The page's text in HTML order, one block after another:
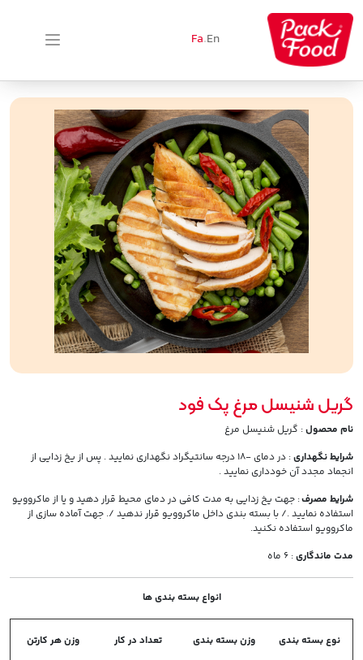
En
.
Fa
گریل شنیسل مرغ پک فود
نام محصول: گریل شنیسل مرغ
شرایط نگهداری
: در دمای -18 درجه سانتیگراد نگهداری نمایید . پس از یخ زدایی از
انجماد مجدد آن خودداری نمایید .
شرایط مصرف: جهت یخ زدایی به مدت کافی در دمای محیط قرار دهید و یا از ماکروویو
استفاده نمایید ./ با بسته بندی داخل ماکروویو قرار ندهید /. جهت آماده سازی از
ماکروویو استفاده نکنید.
مدت ماندگاری: 6 ماه
انواع بسته بندی ها
نوع بسته بندی وزن بسته بندی تعداد در کار وزن هر کارتن